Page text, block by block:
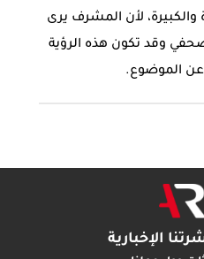
لأن المشرف يرى
وقد تكون هذه الرؤية
عن الموضوع.
الإخبارية